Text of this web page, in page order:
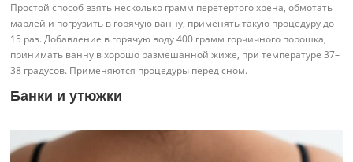
Простой способ взять несколько грамм перетертого хрена, обмотать
марлей и погрузить в горячую ванну, применять такую процедуру до
15 раз. Добавление в горячую воду 400 грамм горчичного порошка,
принимать ванну в хорошо размешанной жиже, при температуре 37–
38 градусов. Применяются процедуры перед сном.
Банки и утюжки